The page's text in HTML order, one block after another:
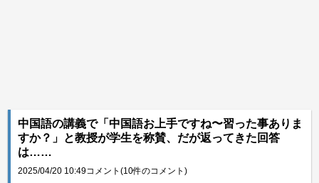
中国語の講義で「中国語お上手ですね〜習った事ありま
すか？」と教授が学生を称賛、だが返ってきた回答
は……
2025/04/20 10:49コメント(10件のコメント)